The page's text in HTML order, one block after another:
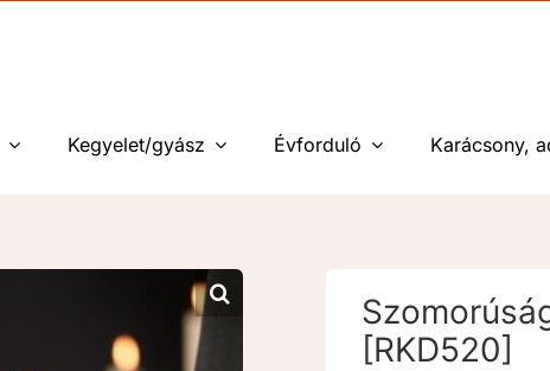
Kegyelet/gyász Évforduló Karácsony,
[RKD520]